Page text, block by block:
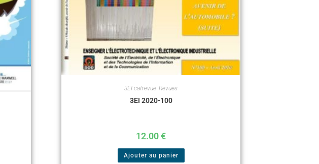
3EI catrevue Revues
3EI 2020-100
12.00€
Ajouter au panier